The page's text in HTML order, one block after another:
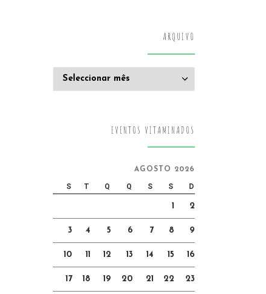
ARQUIVO
EVENTOS VITAMINADOS
AGOSTO 2026
S T Q Q S S D
1 2
3 4 5 6 7 8 9
10 11 12 13 14 15 16
17 18 19 20 21 22 23